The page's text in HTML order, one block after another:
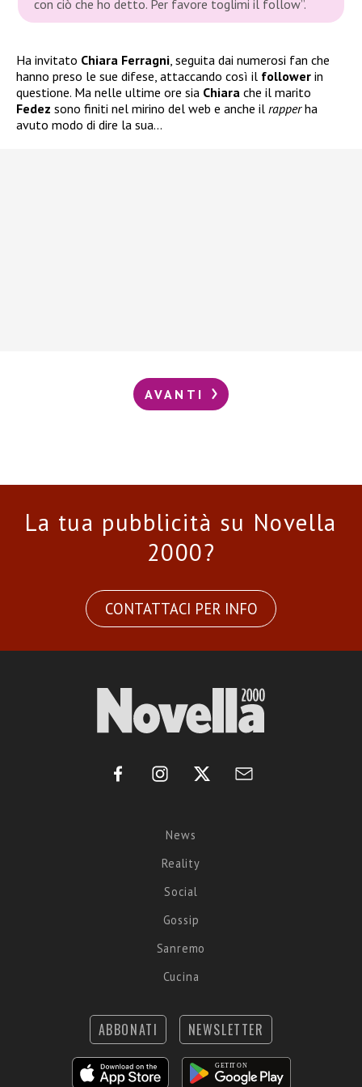
con ciò che ho detto. Per favore toglimi il follow”.
Ha invitato Chiara Ferragni , seguita dai numerosi fan che
hanno preso le sue difese, attaccando così il follower in
questione. Ma nelle ultime ore sia Chiara che il marito
Fedez sono finiti nel mirino del web e anche il rapperha
avuto modo di dire la sua…
AVANTI
La tua pubblicità su Novella
2000?
CONTATTACI PER INFO
News
Reality
Social
Gossip
Sanremo
Cucina
ABBONATI NEWSLETTER